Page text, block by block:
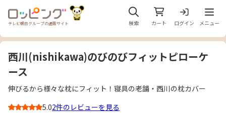
テレビ朝日グループの通販サイト 検索 カート ログイン
メニ
メニュー
西川(nishikawa)のびのびフィットピローケ
ース
伸びるから様々な枕にフィット！寝具の老舗・西川の枕カバー
5.02件のレビューを見る